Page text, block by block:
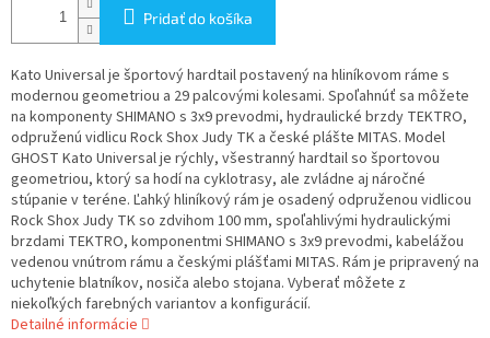
Pridať do košíka
Kato Universal je športový hardtail postavený na hliníkovom ráme s
modernou geometriou a 29 palcovými kolesami. Spoľahnúť sa môžete
na komponenty SHIMANO s 3x9 prevodmi, hydraulické brzdy TEKTRO,
odpruženú vidlicu Rock Shox Judy TK a české plášte MITAS. Model
GHOST Kato Universal je rýchly, všestranný hardtail so športovou
geometriou, ktorý sa hodí na cyklotrasy, ale zvládne aj náročné
stúpanie v teréne. Ľahký hliníkový rám je osadený odpruženou vidlicou
Rock Shox Judy TK so zdvihom 100 mm, spoľahlivými hydraulickými
brzdami TEKTRO, komponentmi SHIMANO s 3x9 prevodmi, kabelážou
vedenou vnútrom rámu a českými plášťami MITAS. Rám je pripravený na
uchytenie blatníkov, nosiča alebo stojana. Vyberať môžete z
niekoľkých farebných variantov a konfigurácií.
Detailné informácie